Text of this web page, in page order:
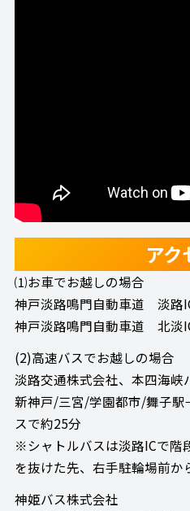
アク
⑴お車でお越しの場合
神戸淡路鳴門自動車道 淡路
神戸淡路鳴門自動車道 北淡
(2)高速バスでお越しの場合
淡路交通株式会社、本四海峡
新神戸/三宮/学園都市/舞子
スで約25分
※シャトルバスは淡路ICで階
を抜けた先、右手駐輪場前か
神姫バス株式会社